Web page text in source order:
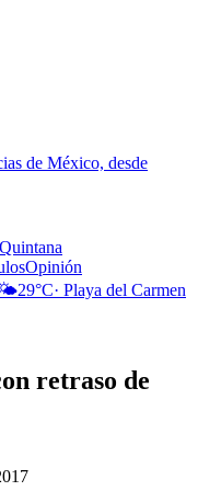
de México, desde
Quintana
Opinión
29°C· Playa del Carmen
retraso de